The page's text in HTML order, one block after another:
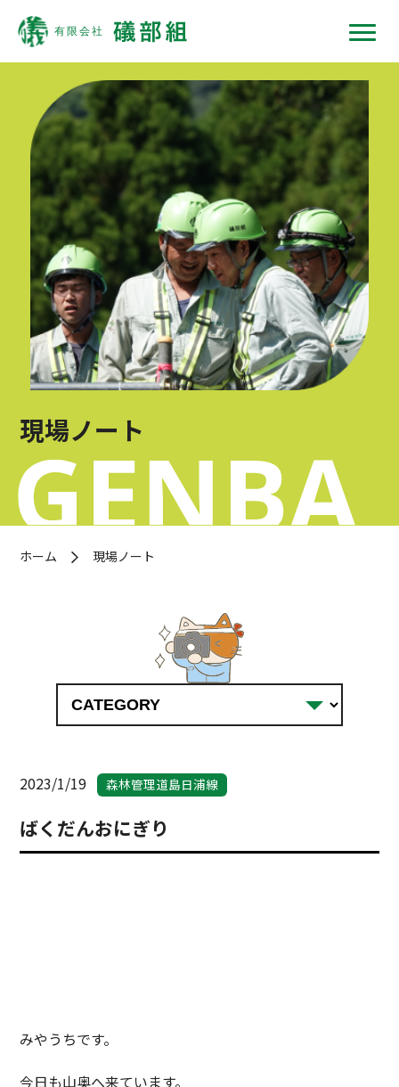
礒部組について
現場ではたらくひと
現場ではたらく機械
現場ノート
採用情報
協力会社の皆様へ
OFFICIAL SNS
現場ノート
ホーム 現場ノート
2023/1/19 森林管理道島日浦線
ばくだんおにぎり
みやうちです。
今日も山奥へ来ています。